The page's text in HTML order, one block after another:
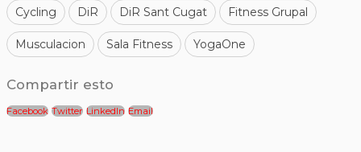
Cycling DiR DiR Sant Cugat Fitness Grupal
Musculacion Sala Fitness YogaOne
Compartir esto
Facebook Twitter LinkedIn Email